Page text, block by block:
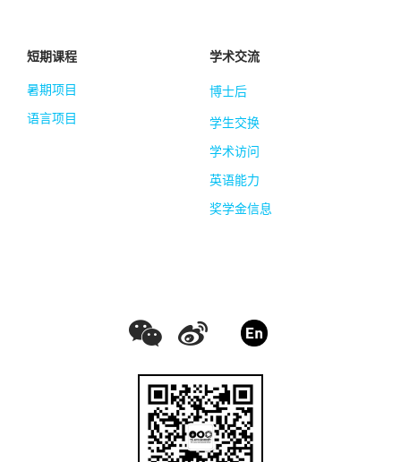
短期课程
暑期项目
语言项目
学术交流
博士后
学生交换
学术访问
英语能力
奖学金信息